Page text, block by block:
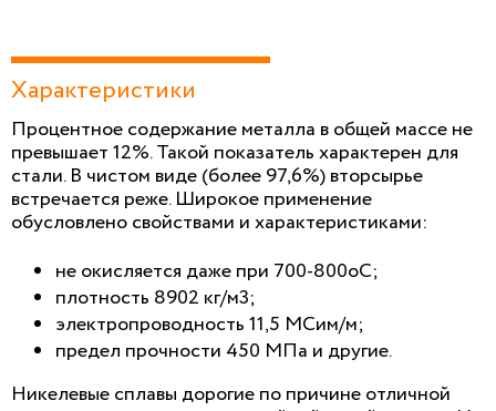
Характеристики
Процентное содержание металла в общей массе не
превышает 12%. Такой показатель характерен для
стали. В чистом виде (более 97,6%) вторсырье
встречается реже. Широкое применение
обусловлено свойствами и характеристиками:
не окисляется даже при 700-800oC;
плотность 8902 кг/м3;
электропроводность 11,5 МСим/м;
предел прочности 450 МПа и другие.
Никелевые сплавы дорогие по причине отличной